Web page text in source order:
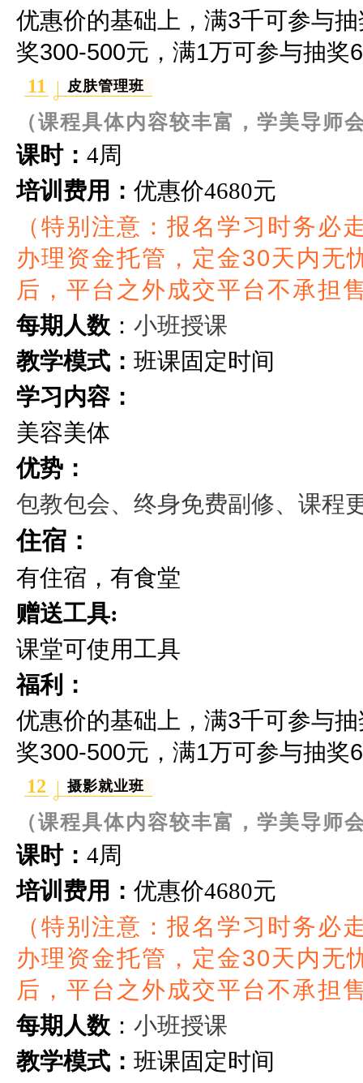
优惠价的基础上，满3千可参与
奖300-500元，满1万可参与抽奖
11 皮肤管理班
（课程具体内容较丰富，学美导师
课时： 4周
培训费用： 优惠价4680元
（特别注意：报名学习时务必
办理资金托管，定金30天内无
后，平台之外成交平台不承担
每期人数 ： 小班授课
教学模式： 班课固定时间
学习内容：
美容美体
优势：
包教包会、终身免费副修、课程
住宿：
有住宿，有食堂
赠送工具:
课堂可使用工具
福利：
优惠价的基础上，满3千可参与
奖300-500元，满1万可参与抽奖
12 摄影就业班
（课程具体内容较丰富，学美导师
课时： 4周
培训费用： 优惠价4680元
（特别注意：报名学习时务必
办理资金托管，定金30天内无
后，平台之外成交平台不承担
每期人数 ： 小班授课
教学模式： 班课固定时间